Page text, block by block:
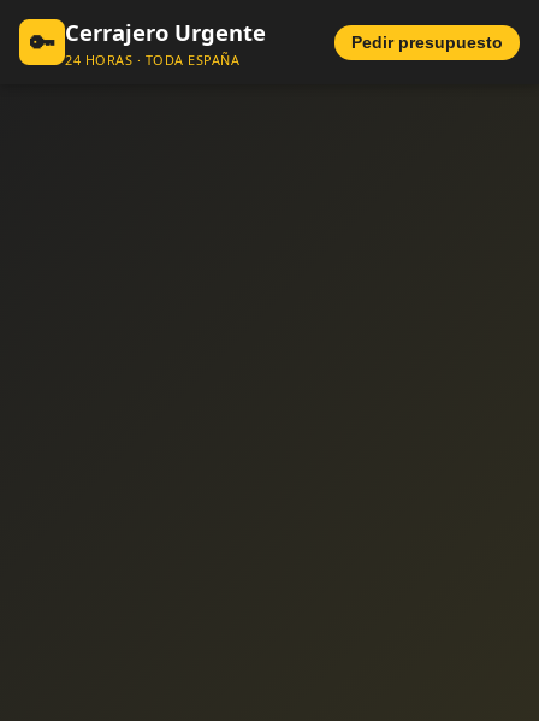
🔑 Cerrajero Urgente
24 HORAS · TODA ESPAÑA
Pedir presupuesto